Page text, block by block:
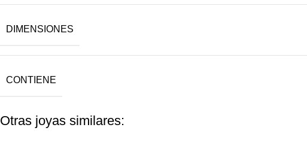
DIMENSIONES
CONTIENE
Otras joyas similares: